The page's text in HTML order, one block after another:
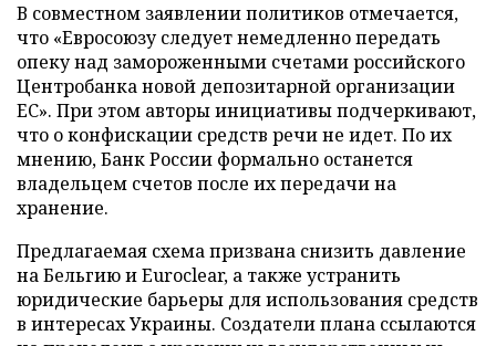
В совместном заявлении политиков отмечается,
что «Евросоюзу следует немедленно передать
опеку над замороженными счетами российского
Центробанка новой депозитарной организации
ЕС». При этом авторы инициативы подчеркивают,
что о конфискации средств речи не идет. По их
мнению, Банк России формально останется
владельцем счетов после их передачи на
хранение.
Предлагаемая схема призвана снизить давление
на Бельгию и Euroclear, а также устранить
юридические барьеры для использования средств
в интересах Украины. Создатели плана ссылаются